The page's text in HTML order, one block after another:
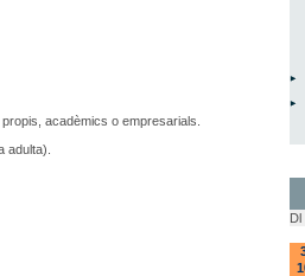
acadèmics o empresarials.
adulta).
Dl